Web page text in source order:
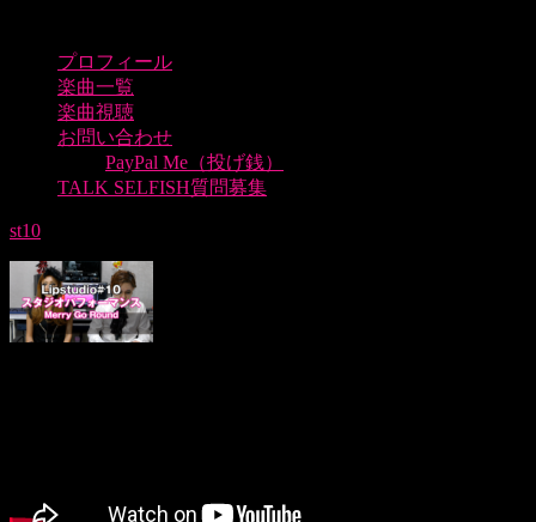
プロフィール
楽曲一覧
楽曲視聴
お問い合わせ
PayPal Me（投げ銭）
TALK SELFISH質問募集
st10